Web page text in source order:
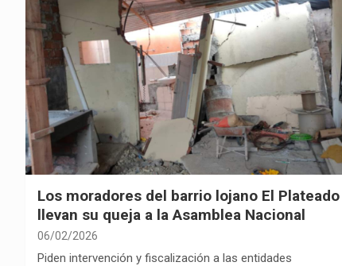
Los moradores del barrio lojano El Plateado
llevan su queja a la Asamblea Nacional
06/02/2026
Piden intervención y fiscalización a las entidades